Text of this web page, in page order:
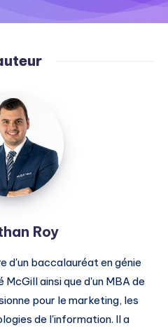
Jonathan
Roy
Roy
d'un baccalauréat en génie
ainsi que d'un MBA de
pour le marketing, les
de l'information. Il a